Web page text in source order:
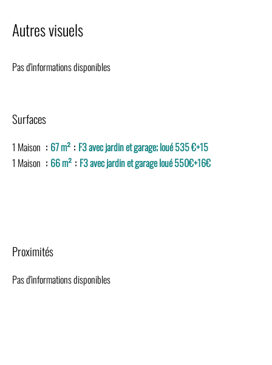
Autres visuels
Pas d'informations disponibles
Surfaces
1 Maison 67 m² F3 avec jardin et garage; loué 535 €+15
1 Maison
66 m² F3 avec jardin et garage loué 550€+16€
Proximités
Pas d'informations disponibles